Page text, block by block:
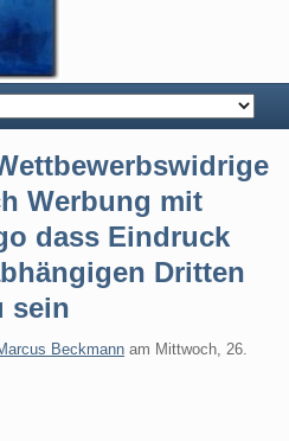
Werbung mit
dass Eindruck
Dritten
sein
Beckmann am Mittwoch, 26.